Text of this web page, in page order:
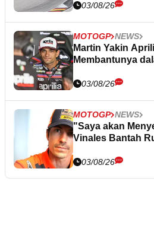
03/08/26
MOTOGP NEWS
Martin Yakin
Membantunya
03/08/26
MOTOGP NEWS
"Saya akan
Vinales Bantah
03/08/26